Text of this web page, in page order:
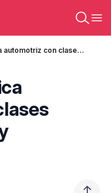
clases gratis en celular y certificado